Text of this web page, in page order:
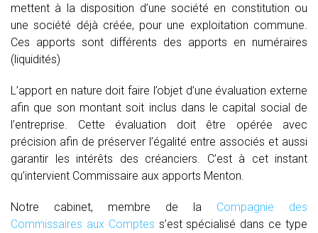
mettent à la disposition d’une société en constitution ou
une société déjà créée, pour une exploitation commune.
Ces apports sont différents des apports en numéraires
(liquidités)
L’apport en nature doit faire l’objet d’une évaluation externe
afin que son montant soit inclus dans le capital social de
l’entreprise. Cette évaluation doit être opérée avec
précision afin de préserver l’égalité entre associés et aussi
garantir les intérêts des créanciers. C’est à cet instant
qu’intervient Commissaire aux apports Menton.
Notre cabinet, membre de la Compagnie des
Commissaires aux Comptes s’est spécialisé dans ce type